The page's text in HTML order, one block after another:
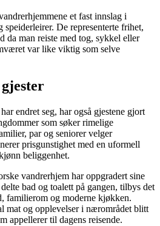
et fast innslag i
speiderleirer. De representerte frihet,
da man reiste med tog, sykkel eller
var like viktig som selve
endret seg, har også gjestene gjort
som søker rimelige
par og seniorer velger
prisgunstighet med en uformell
beliggenhet.
vandrerhjem har oppgradert sine
bad og toalett på gangen, tilbys det
familierom og moderne kjøkken.
mat og opplevelser i nærområdet blitt
appellerer til dagens reisende.